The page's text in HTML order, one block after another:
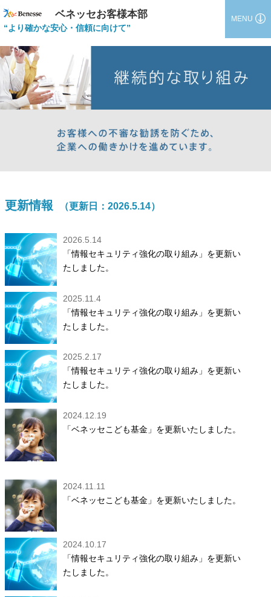
ベネッセお客様本部
“より確かな安心・信頼に向けて”
MENU
更新情報 （更新日：2026.5.14）
2026.5.14
「情報セキュリティ強化の取り組み」を更新い
たしました。
2025.11.4
「情報セキュリティ強化の取り組み」を更新い
たしました。
2025.2.17
「情報セキュリティ強化の取り組み」を更新い
たしました。
2024.12.19
「ベネッセこども基金」を更新いたしました。
2024.11.11
「ベネッセこども基金」を更新いたしました。
2024.10.17
「情報セキュリティ強化の取り組み」を更新い
たしました。